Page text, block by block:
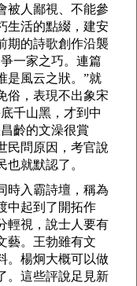
被人鄙視、不能參
生活的點綴，建安
期的詩歌創作沿襲
一家之巧。連篇
是風云之狀。”就
俗，表現不出象宋
千山黑，才到中
齡的文澡很賞
民問原因，考官說
就默認了。
入霸詩壇，稱為
中起到了開拓作
輕視，說士人要有
藝。王勃雖有文
。楊炯大概可以做
。這些評說足見新